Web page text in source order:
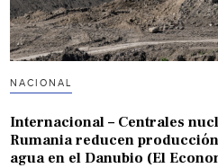
NACIONAL
Internacional – Centrales
Rumania reducen
agua en el Danubio (El